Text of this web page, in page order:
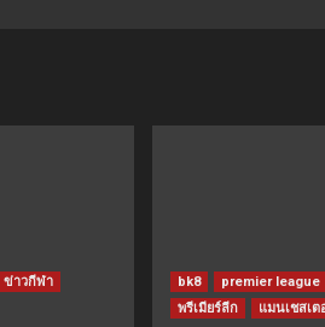
ข่าวกีฬา
bk8 premier league
พรีเมียร์ลีก
แมนเชสเต